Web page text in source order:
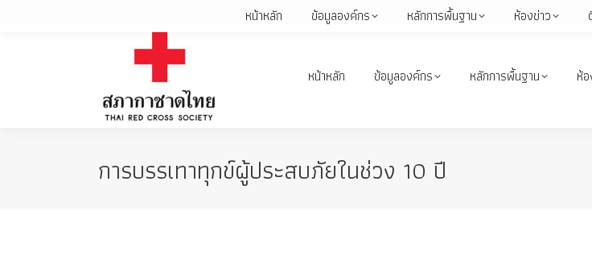
หน้าหลัก ข้อมูลองค์กร หลักการพื้นฐาน ห้
การบรรเทาทุกข์ผู้ประสบภัยในช่วง 10 ปี
หน้าหลัก ข้อมูลองค์กร หลักการพื้นฐาน ห้องข่าว